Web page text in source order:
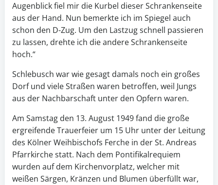
Augenblick fiel mir die Kurbel dieser Schrankenseite
aus der Hand. Nun bemerkte ich im Spiegel auch
schon den D-Zug. Um den Lastzug schnell passieren
zu lassen, drehte ich die andere Schrankenseite
hoch.“
Schlebusch war wie gesagt damals noch ein großes
Dorf und viele Straßen waren betroffen, weil Jungs
aus der Nachbarschaft unter den Opfern waren.
Am Samstag den 13. August 1949 fand die große
ergreifende Trauerfeier um 15 Uhr unter der Leitung
des Kölner Weihbischofs Ferche in der St. Andreas
Pfarrkirche statt. Nach dem Pontifikalrequiem
wurden auf dem Kirchenvorplatz, welcher mit
weißen Särgen, Kränzen und Blumen überfüllt war,